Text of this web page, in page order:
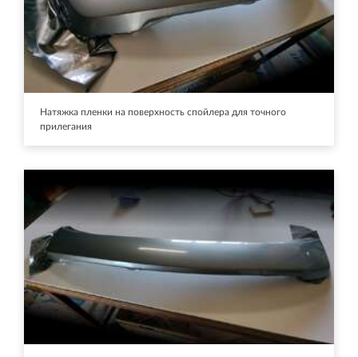
Натяжка пленки на поверхность спойлера для точного
прилегания